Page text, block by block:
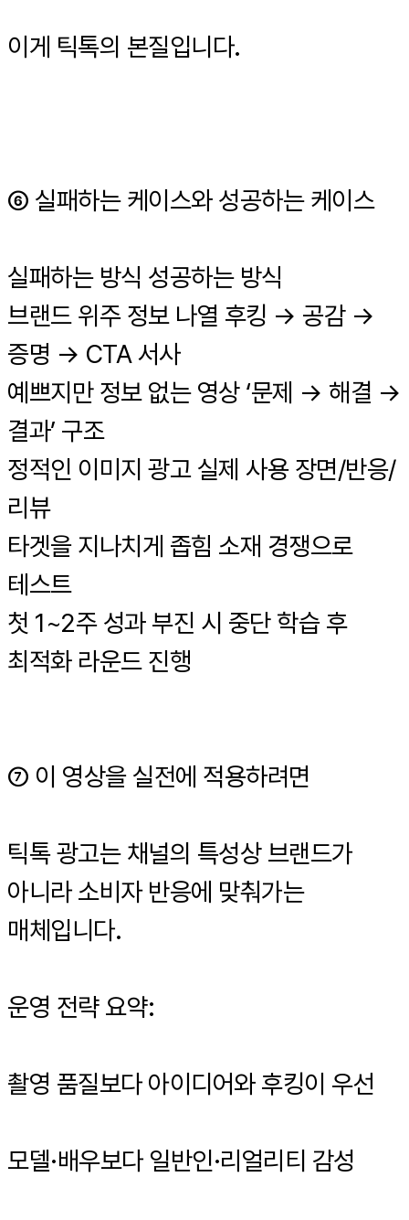
이게 틱톡의 본질입니다.
⑥ 실패하는 케이스와 성공하는 케이스
실패하는 방식 성공하는 방식
브랜드 위주 정보 나열 후킹 → 공감 →
증명 → CTA 서사
예쁘지만 정보 없는 영상 ‘문제 → 해결 →
결과’ 구조
정적인 이미지 광고 실제 사용 장면/반응/
리뷰
타겟을 지나치게 좁힘 소재 경쟁으로
테스트
첫 1~2주 성과 부진 시 중단 학습 후
최적화 라운드 진행
⑦ 이 영상을 실전에 적용하려면
틱톡 광고는 채널의 특성상 브랜드가
아니라 소비자 반응에 맞춰가는
매체입니다.
운영 전략 요약:
촬영 품질보다 아이디어와 후킹이 우선
모델·배우보다 일반인·리얼리티 감성